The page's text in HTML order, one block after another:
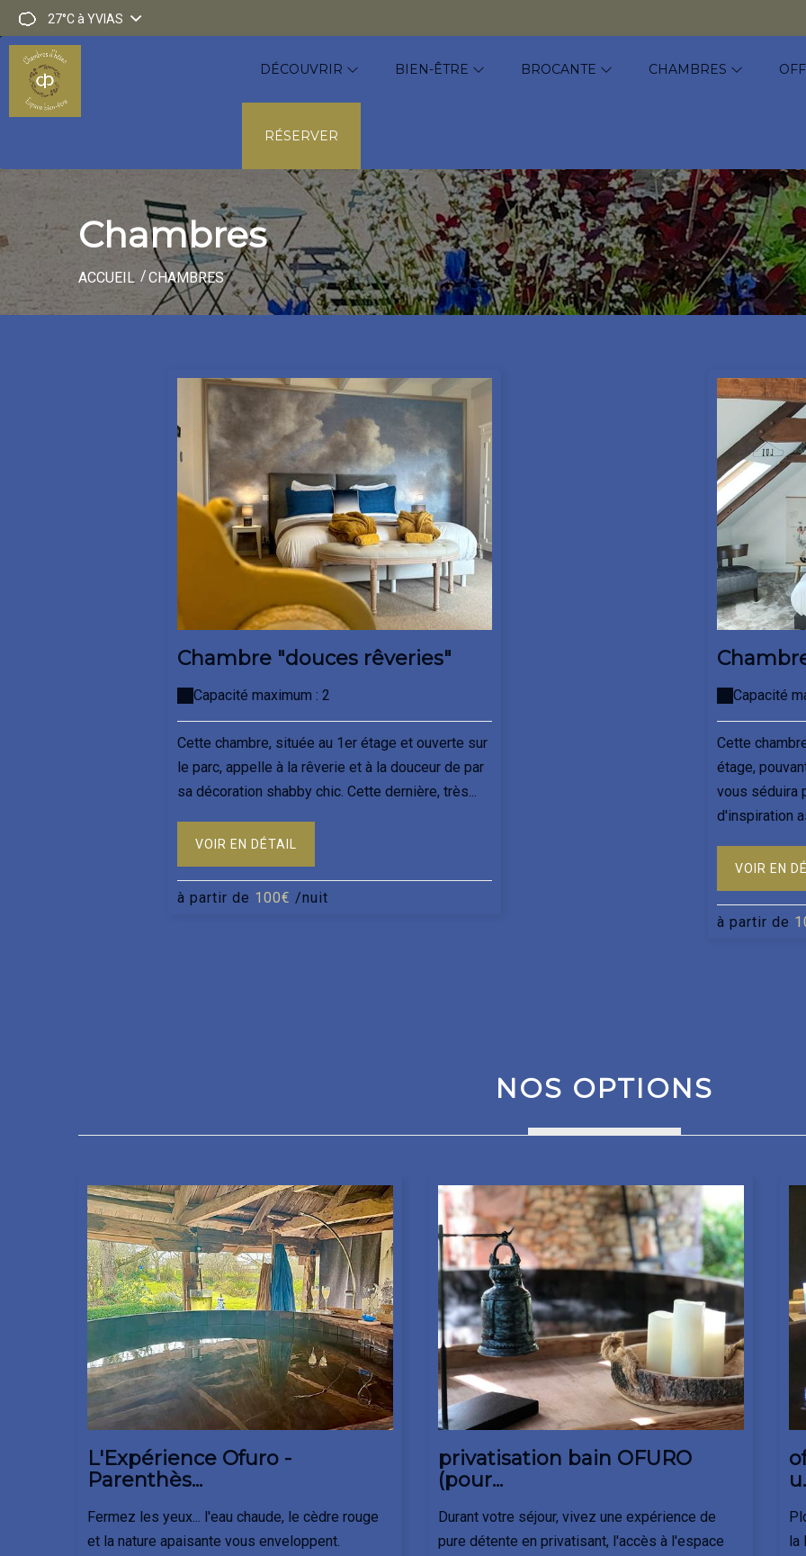
27°Cà YVIAS
DÉCOUVRIR BIEN-ÊTRE BROCANTE CHAMBRES
RÉSERVER
Chambres
ACCUEIL CHAMBRES
Chambre "douces rêveries"
Capacité maximum : 2
Cette chambre, située au 1er étage et ouverte sur
le parc, appelle à la rêverie et à la douceur de par
sa décoration shabby chic. Cette dernière, très...
VOIR EN DÉTAIL
à partir de 100€ /nuit
Capacité
Cette
étage,
vous séduira
d'inspiration
VOIR EN
à partir de
NOS OPTIONS
L'Expérience Ofuro -
Parenthès...
Fermez les yeux... l'eau chaude, le cèdre rouge
et la nature apaisante vous enveloppent.
privatisation bain OFURO
(pour...
Durant votre séjour, vivez une expérience de
pure détente en privatisant, l'accès à l'espace
la